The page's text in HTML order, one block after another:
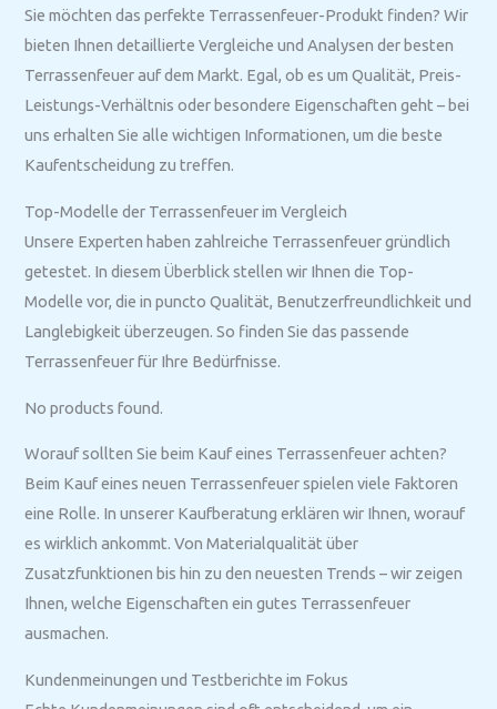
Sie möchten das perfekte Terrassenfeuer-Produkt finden? Wir
bieten Ihnen detaillierte Vergleiche und Analysen der besten
Terrassenfeuer auf dem Markt. Egal, ob es um Qualität, Preis-
Leistungs-Verhältnis oder besondere Eigenschaften geht – bei
uns erhalten Sie alle wichtigen Informationen, um die beste
Kaufentscheidung zu treffen.
Top-Modelle der Terrassenfeuer im Vergleich
Unsere Experten haben zahlreiche Terrassenfeuer gründlich
getestet. In diesem Überblick stellen wir Ihnen die Top-
Modelle vor, die in puncto Qualität, Benutzerfreundlichkeit und
Langlebigkeit überzeugen. So finden Sie das passende
Terrassenfeuer für Ihre Bedürfnisse.
No products found.
Worauf sollten Sie beim Kauf eines Terrassenfeuer achten?
Beim Kauf eines neuen Terrassenfeuer spielen viele Faktoren
eine Rolle. In unserer Kaufberatung erklären wir Ihnen, worauf
es wirklich ankommt. Von Materialqualität über
Zusatzfunktionen bis hin zu den neuesten Trends – wir zeigen
Ihnen, welche Eigenschaften ein gutes Terrassenfeuer
ausmachen.
Kundenmeinungen und Testberichte im Fokus